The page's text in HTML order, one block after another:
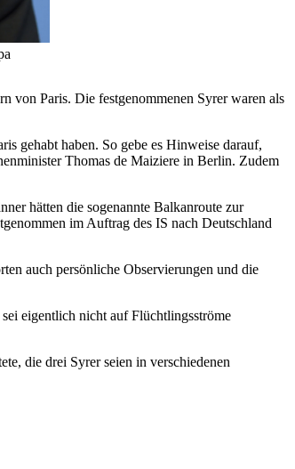
von Paris. Die festgenommenen Syrer waren als
gehabt haben. So gebe es Hinweise darauf,
Thomas de Maiziere in Berlin. Zudem
hätten die sogenannte Balkanroute zur
im Auftrag des IS nach Deutschland
auch persönliche Observierungen und die
eigentlich nicht auf Flüchtlingsströme
die drei Syrer seien in verschiedenen